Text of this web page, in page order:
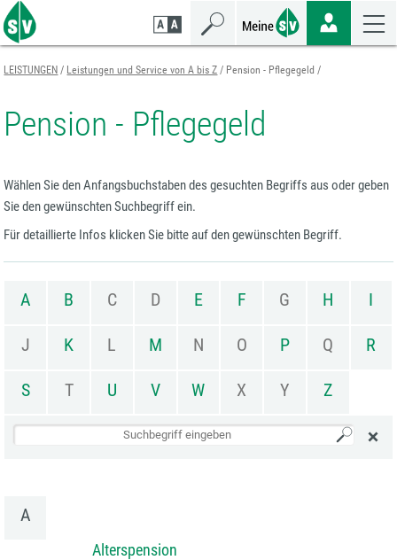
Zum
Seiteninhalt
springen
Zur
Navigation
springen
Zur
Mobilen
Navigation
springen
LEISTUNGEN Leistungen und Service von A bis Z Pension - Pflegegeld
Pension - Pflegegeld
Wählen Sie den Anfangsbuchstaben des gesuchten Begriffs aus oder geben
Sie den gewünschten Suchbegriff ein.
Für detaillierte Infos klicken Sie bitte auf den gewünschten Begriff.
A B C D E F G H I
J K L M N O P Q R
S T U V W X Y Z
A
Alterspension